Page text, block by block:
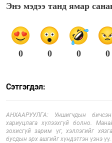
Энэ мэдээ танд ямар
0 0 0 0
Сэтгэгдэл:
АНХААРУУЛГА: Уншигчдын бичсэн
хариуцлага хүлээхгүй болно.
зохисгүй зарим үг, хэллэгийг
бусдын эрх ашгийг хүндэтгэн үзнэ үү.